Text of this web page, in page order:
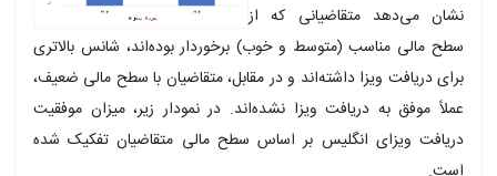
می‌دهد متقاضیانی که از
مالی مناسب (متوسط و خوب) برخوردار بوده‌اند، شانس بالاتری
دریافت ویزا داشته‌اند و در مقابل، متقاضیان با سطح مالی ضعیف،
موفق به دریافت ویزا نشده‌اند. در نمودار زیر، میزان موفقیت
ویزای انگلیس بر اساس سطح مالی متقاضیان تفکیک شده